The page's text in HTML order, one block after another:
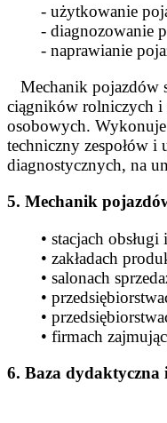
- użytkowanie
- diagnozowanie
- naprawianie
Mechanik pojazdów
ciągników rolniczych i
osobowych.
techniczny zespołów i
diagnostycznych, na
5. Mechanik
• stacjach
• zakładach
• salonach
•
•
• firmach
6. Baza dydaktyczna